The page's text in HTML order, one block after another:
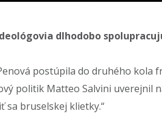
dlhodobo
postúpila do druhého kola
politik Matteo Salvini
sa bruselskej klietky.“